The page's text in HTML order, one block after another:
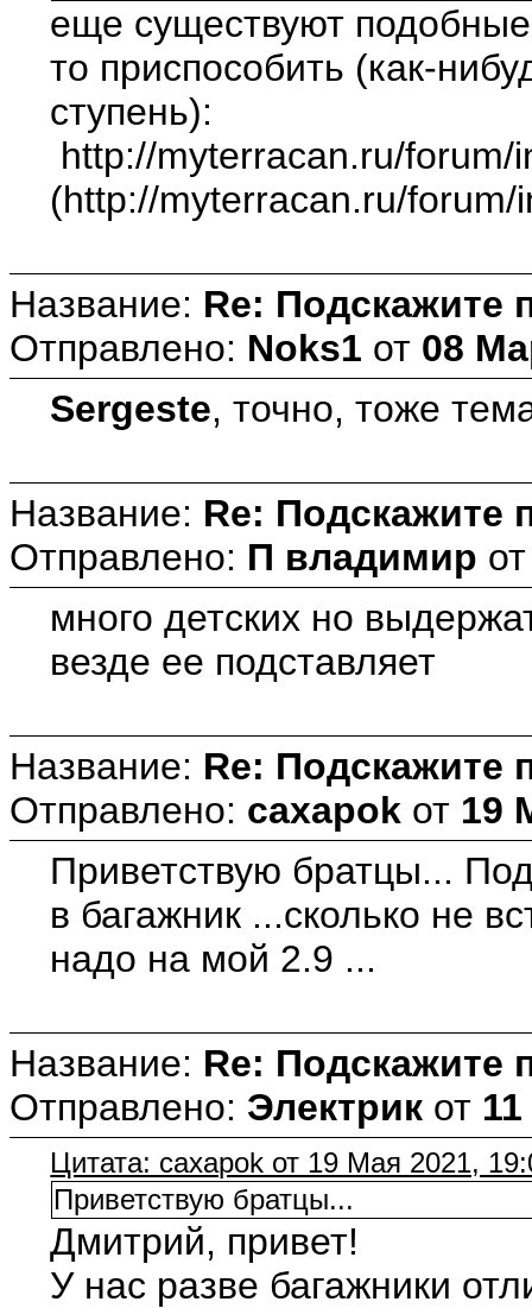
еще существуют
то приспособить (как-
ступень):
http://myterracan.ru/
(http://myterracan.ru/
Название: Re: Подскажите
Отправлено: Noks1 от 08
Sergeste, точно, тоже
Название: Re: Подскажите
Отправлено: П владимир
много детских но
везде ее подставляет
Название: Re: Подскажите
Отправлено: caxapok от 19
Приветствую братцы...
в багажник ...сколько не
надо на мой 2.9 ...
Название: Re: Подскажите
Отправлено: Электрик от
Цитата: caxapok от 19 Мая 2021,
Приветствую братцы...
Дмитрий, привет!
У нас разве багажники